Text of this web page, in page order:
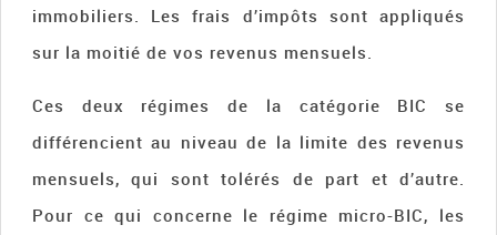
immobiliers. Les frais d’impôts sont appliqués
sur la moitié de vos revenus mensuels.
Ces deux régimes de la catégorie BIC se
différencient au niveau de la limite des revenus
mensuels, qui sont tolérés de part et d’autre.
Pour ce qui concerne le régime micro-BIC, les